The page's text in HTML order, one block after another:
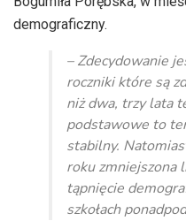
demograficzny.
– Zdecydowanie
roczniki które są
niż dwa, trzy lata
podstawowe to
stabilny.
roku zmniejszona
tąpnięcie
szkołach